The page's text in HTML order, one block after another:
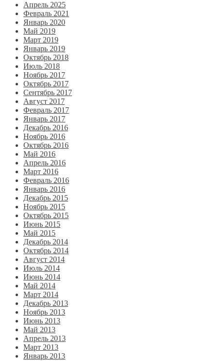
Апрель 2025
Февраль 2021
Январь 2020
Май 2019
Март 2019
Январь 2019
Октябрь 2018
Июль 2018
Ноябрь 2017
Октябрь 2017
Сентябрь 2017
Август 2017
Февраль 2017
Январь 2017
Декабрь 2016
Ноябрь 2016
Октябрь 2016
Май 2016
Апрель 2016
Март 2016
Февраль 2016
Январь 2016
Декабрь 2015
Ноябрь 2015
Октябрь 2015
Июнь 2015
Май 2015
Декабрь 2014
Октябрь 2014
Август 2014
Июль 2014
Июнь 2014
Май 2014
Март 2014
Декабрь 2013
Ноябрь 2013
Июнь 2013
Май 2013
Апрель 2013
Март 2013
Январь 2013